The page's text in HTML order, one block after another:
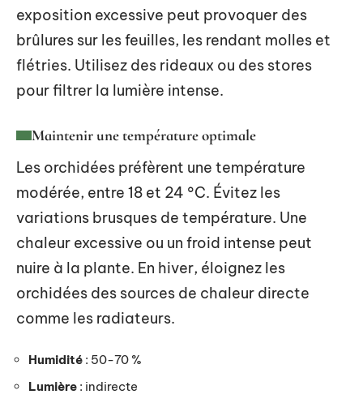
exposition excessive peut provoquer des
brûlures sur les feuilles, les rendant molles et
flétries. Utilisez des rideaux ou des stores
pour filtrer la lumière intense.
Maintenir une température optimale
Les orchidées préfèrent une température
modérée, entre 18 et 24 °C. Évitez les
variations brusques de température. Une
chaleur excessive ou un froid intense peut
nuire à la plante. En hiver, éloignez les
orchidées des sources de chaleur directe
comme les radiateurs.
Humidité : 50-70 %
Lumière : indirecte